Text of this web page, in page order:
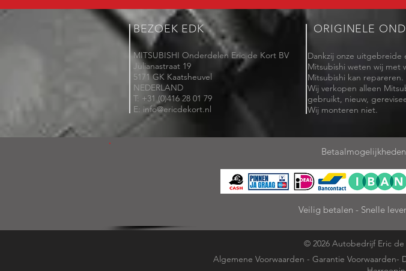
BEZOEK EDK
MITSUBISHI Onderdelen Eric de Kort BV
Julianastraat 19
5171 GK Kaatsheuvel
NEDERLAND
T: +31 (0)416 28 01 79
E: info@ericdekort.nl
ORIGINELE
Dankzij onze uitgebreide
Mitsubishi weten wij met
Mitsubishi kan repareren.
Wij verkopen alleen
gebruikt, nieuw,
Wij monteren niet.
Veilig betalen - Snelle
© 2026 Autobedrijf Eric de
Algemene Voorwaarden - Garantie Voorwaarden-